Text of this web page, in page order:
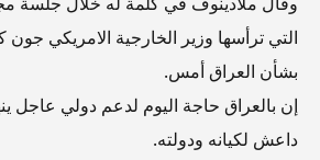
التي ترأسها وزير الخارجية الامريكي جون
بشأن العراق أمس.
إن بالعراق حاجة اليوم لدعم دولي عاجل
داعش لكيانه ودولته.